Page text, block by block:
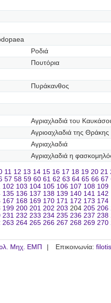
Ροδιά
Πουτόρια
Πυράκανθος
Αγριαχλαδιά του
Αγριοαχλαδιά της Θράκης
Αγριαχλαδιά
Αγριαχλαδιά η
11 12 13 14 15 16 17 18 19 20 21
57 58 59 60 61 62 63 64 65 66 67
102 103 104 105 106 107 108 109
135 136 137 138 139 140 141 142
167 168 169 170 171 172 173 174
199 200 201 202 203 204 205 206
231 232 233 234 235 236 237 238
263 264 265 266 267 268 269 270
Μηχ. ΕΜΠ Επικοινωνία: